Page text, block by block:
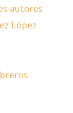
autores
López